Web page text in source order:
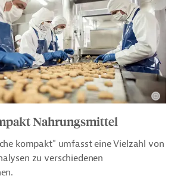
Nahrungsmittel
kompakt" umfasst eine Vielzahl von
zu verschiedenen